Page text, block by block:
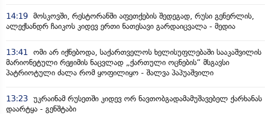
14:19 მოსკოვში, რესტორანში აფეთქების შედეგად, რუსი გენერლის,
ალექსანდრ ჩაიკოს კიდევ ერთი ნათესავი გარდაიცვალა - მედია
13:41
ომი არ იქნებოდა, საქართველოს ხელისუფლებაში სააკაშვილის
მარიონეტული რეჟიმის ნაცვლად „ქართული ოცნების“ მსგავსი
პატრიოტული ძალა რომ ყოფილიყო - შალვა პაპუაშვილი
13:23 უკრაინამ რუსეთში კიდევ ორ ნავთობგადამამუშავებელ ქარხანას
დაარტყა - გენშტაბი